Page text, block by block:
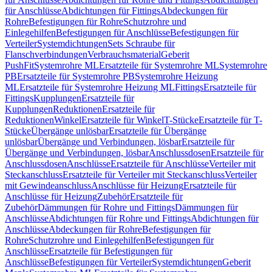
für AnschlüsseAbdichtungen für FittingsAbdeckungen für
RohreBefestigungen für RohreSchutzrohre und
EinlegehilfenBefestigungen für AnschlüsseBefestigungen für
VerteilerSystemdichtungenSets Schraube für
FlanschverbindungenVerbrauchsmaterialGeberit
PushFitSystemrohre MLErsatzteile für Systemrohre MLSystemrohre
PBErsatzteile für Systemrohre PBSystemrohre Heizung
MLErsatzteile für Systemrohre Heizung MLFittingsErsatzteile für
FittingsKupplungenErsatzteile für
KupplungenReduktionenErsatzteile für
ReduktionenWinkelErsatzteile für WinkelT-StückeErsatzteile für T-
StückeÜbergänge unlösbarErsatzteile für Übergänge
unlösbarÜbergänge und Verbindungen, lösbarErsatzteile für
Übergänge und Verbindungen, lösbarAnschlussdosenErsatzteile für
AnschlussdosenAnschlüsseErsatzteile für AnschlüsseVerteiler mit
SteckanschlussErsatzteile für Verteiler mit SteckanschlussVerteiler
mit GewindeanschlussAnschlüsse für HeizungErsatzteile für
Anschlüsse für HeizungZubehörErsatzteile für
ZubehörDämmungen für Rohre und FittingsDämmungen für
AnschlüsseAbdichtungen für Rohre und FittingsAbdichtungen für
AnschlüsseAbdeckungen für RohreBefestigungen für
RohreSchutzrohre und EinlegehilfenBefestigungen für
AnschlüsseErsatzteile für Befestigungen für
AnschlüsseBefestigungen für VerteilerSystemdichtungenGeberit